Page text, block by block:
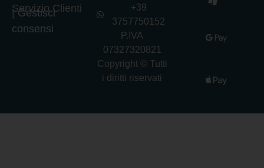
Servizio Clienti
|Gestisci
consensi
+39
3757750152
P.IVA
07327320821
Copyright © Tutti
i diritti riservati